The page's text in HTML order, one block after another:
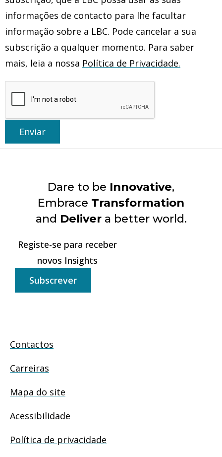
informações de contacto para lhe facultar
informação sobre a LBC. Pode cancelar a sua
subscrição a qualquer momento. Para saber
mais, leia a nossa Política de Privacidade.
Enviar
Dare to be Innovative,
Embrace Transformation
and Delivera better world.
Registe-se para receber
novos Insights
Subscrever
Contactos
Carreiras
Mapa do site
Acessibilidade
Política de privacidade